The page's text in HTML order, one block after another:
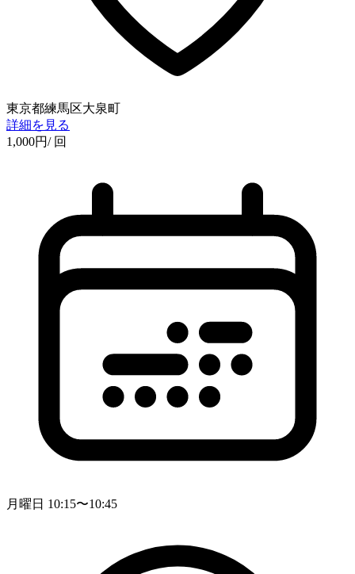
東京都練馬区大泉町
詳細を見る
1,000円/ 回
月曜日 10:15〜10:45